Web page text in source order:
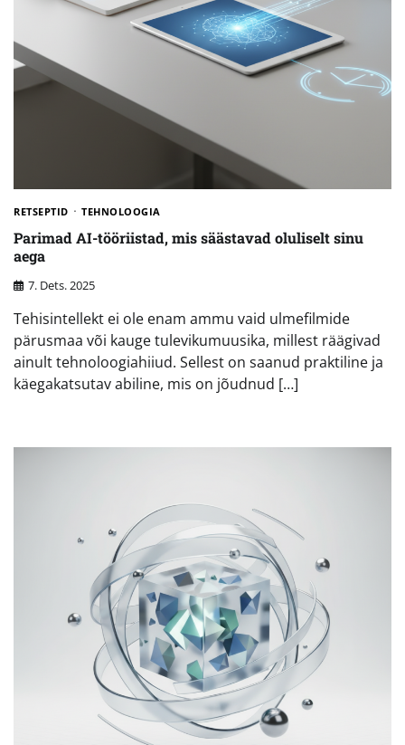
RETSEPTID TEHNOLOOGIA
Parimad AI-tööriistad, mis säästavad oluliselt sinu
aega
7. Dets. 2025
Tehisintellekt ei ole enam ammu vaid ulmefilmide
pärusmaa või kauge tulevikumuusika, millest räägivad
ainult tehnoloogiahiiud. Sellest on saanud praktiline ja
käegakatsutav abiline, mis on jõudnud […]